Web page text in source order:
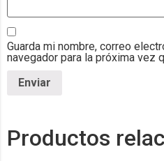
Guarda mi nombre, correo
navegador para la próxima vez
Productos